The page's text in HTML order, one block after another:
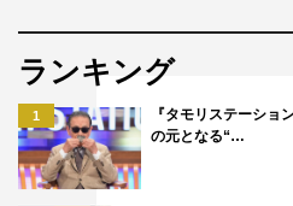
ランキング
1
『タモリステーシ
の元となる“…